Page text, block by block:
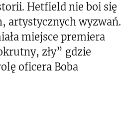
Hetfield nie boi się
artystycznych wyzwań.
miejsce premiera
zły” gdzie
oficera Boba